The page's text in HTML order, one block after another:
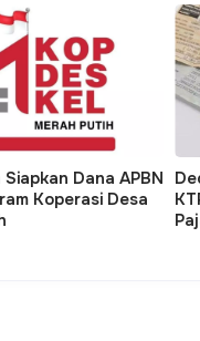
Digital Keuangan
Tantangan dan
Bagi Seluruh